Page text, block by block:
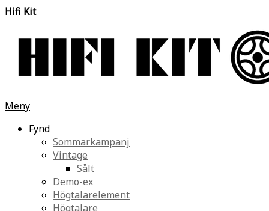
Hifi Kit
Meny
Fynd
Sommarkampanj
Vintage
Sålt
Demo-ex
Högtalarelement
Högtalare